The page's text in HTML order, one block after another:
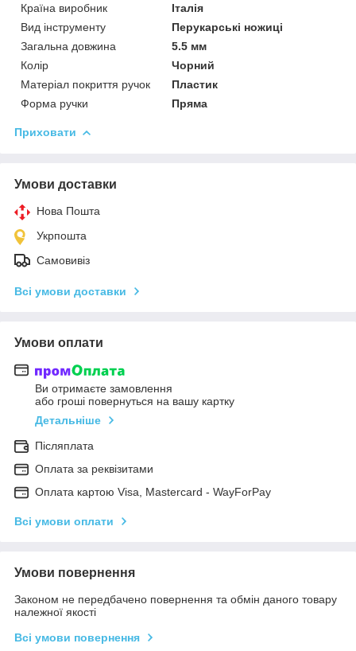
Країна виробник
Італія
Вид інструменту
Перукарські ножиці
Загальна довжина
5.5 мм
Колір
Чорний
Матеріал покриття ручок
Пластик
Форма ручки
Пряма
Приховати
Умови доставки
Нова Пошта
Укрпошта
Самовивіз
Всі умови доставки
Умови оплати
Ви отримаєте замовлення
або гроші повернуться на вашу картку
Детальніше
Післяплата
Оплата за реквізитами
Оплата картою Visa, Mastercard - WayForPay
Всі умови оплати
Умови повернення
Законом не передбачено повернення та обмін даного товару
належної якості
Всі умови повернення